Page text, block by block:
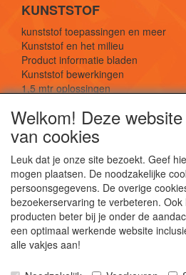
KUNSTSTOF
kunststof toepassingen en meer
Kunststof en het milieu
Product informatie bladen
Kunststof bewerkingen
1,5 mtr oplossingen
SOCIALE MEDIA
De webshop voor kunststof
Kunststof bewerkingen,
Welkom! Deze
van cookies
Leuk dat je onze site bezoekt. Geef
mogen plaatsen. De noodzakelijke
persoonsgegevens. De overige
bezoekerservaring te verbeteren.
producten beter bij je onder de
een optimaal werkende website
alle vakjes aan!